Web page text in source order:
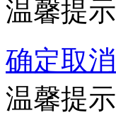
温馨提示
确定取消
温馨提示